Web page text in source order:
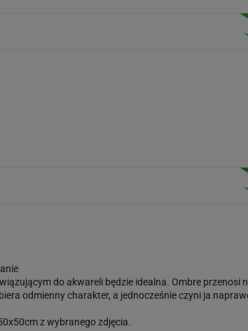
do akwareli będzie idealna. Ombre przenosi
odmienny charakter, a jednocześnie czyni ja
z wybranego zdjęcia.